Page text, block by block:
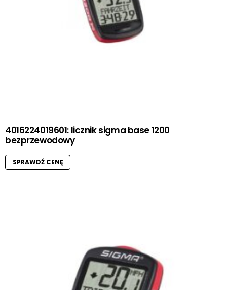
4016224019601: licznik sigma base 1200
bezprzewodowy
SPRAWDŹ CENĘ